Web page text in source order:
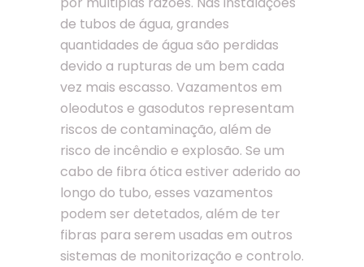
de tubos de água, grandes
quantidades de água são perdidas
devido a rupturas de um bem cada
vez mais escasso. Vazamentos em
oleodutos e gasodutos representam
riscos de contaminação, além de
risco de incêndio e explosão. Se um
cabo de fibra ótica estiver aderido ao
longo do tubo, esses vazamentos
podem ser detetados, além de ter
fibras para serem usadas em outros
sistemas de monitorização e controlo.